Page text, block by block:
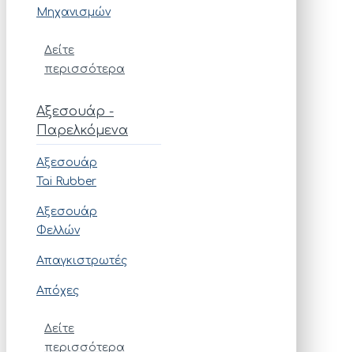
Μηχανισμών
Δείτε
περισσότερα
Αξεσουάρ -
Παρελκόμενα
Αξεσουάρ
Tai Rubber
Αξεσουάρ
Φελλών
Απαγκιστρωτές
Απόχες
Δείτε
περισσότερα